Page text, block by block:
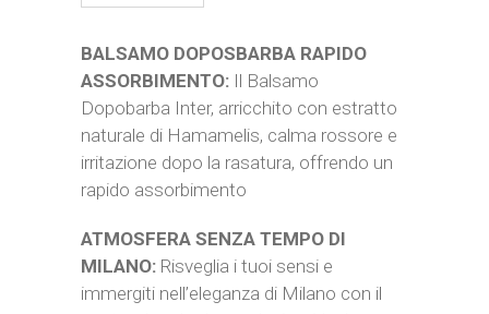
BALSAMO DOPOSBARBA RAPIDO
ASSORBIMENTO: Il Balsamo
Dopobarba Inter, arricchito con estratto
naturale di Hamamelis, calma rossore e
irritazione dopo la rasatura, offrendo un
rapido assorbimento
ATMOSFERA SENZA TEMPO DI
MILANO: Risveglia i tuoi sensi e
immergiti nell’eleganza di Milano con il